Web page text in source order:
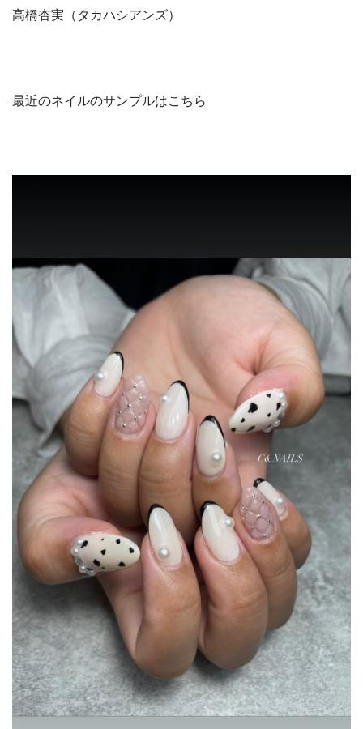
高橋杏実（タカハシアンズ）
最近のネイルのサンプルはこちら